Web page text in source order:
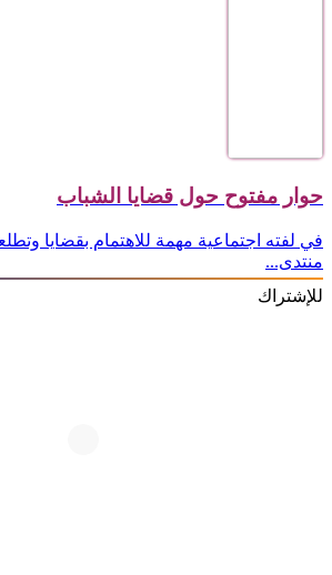
حوار مفتوح حول قضايا الشباب
في لفته اجتماعية مهمة للاهتمام بقضايا
منتدى...
للإشتراك